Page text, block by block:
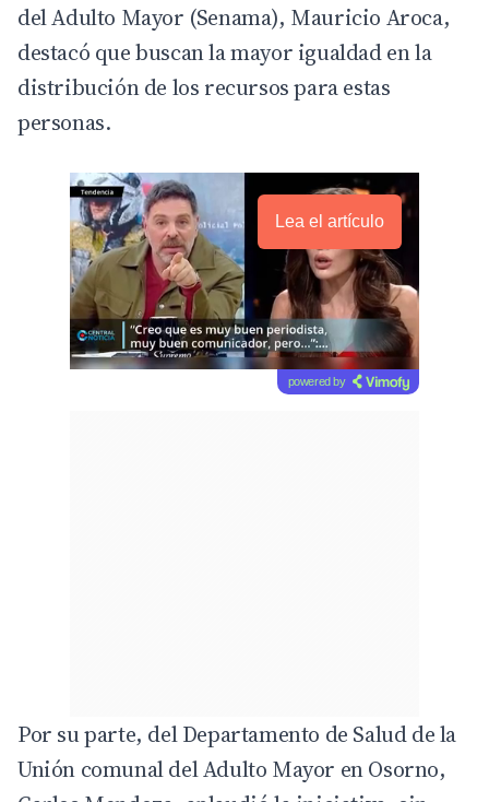
del Adulto Mayor (Senama), Mauricio Aroca,
destacó que buscan la mayor igualdad en la
distribución de los recursos para estas
personas.
Lea el artículo
powered by
Por su parte, del Departamento de Salud de la
Unión comunal del Adulto Mayor en Osorno,